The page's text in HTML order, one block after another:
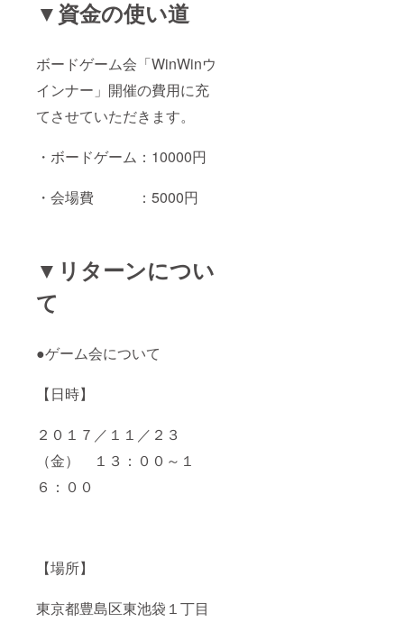
▼資金の使い道
ボードゲーム会「WinWinウ
インナー」開催の費用に充
てさせていただきます。
・ボードゲーム：10000円
・会場費 ：5000円
▼リターンについ
て
●ゲーム会について
【日時】
２０１７／１１／２３
（金） １３：００～１
６：００
【場所】
東京都豊島区東池袋１丁目